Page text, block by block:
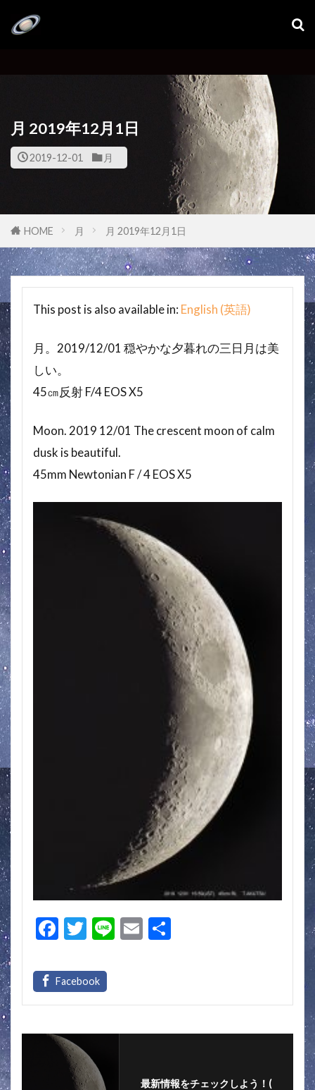
月 2019年12月1日
2019-12-01 月
HOME 月 月 2019年12月1日
This post is also available in: English (英語)
月。2019/12/01 穏やかな夕暮れの三日月は美
しい。
45㎝反射 F/4 EOS X5
Moon. 2019 12/01 The crescent moon of calm
dusk is beautiful.
45mm Newtonian F / 4 EOS X5
F
e
b
o
k
T
itt
er
Li E
最新情報をチェックしよう！(